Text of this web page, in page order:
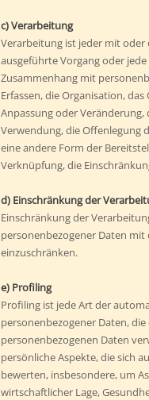
c) Verarbeitung
Verarbeitung ist jeder mit
ausgeführte Vorgang oder
Zusammenhang mit
Erfassen, die Organisation,
Anpassung oder Veränderung,
Verwendung, die Offenlegung
eine andere Form der
Verknüpfung, die
d) Einschränkung der
Einschränkung der
personenbezogener Daten
einzuschränken.
e) Profiling
Profiling ist jede Art der
personenbezogener Daten,
personenbezogenen Daten
persönliche Aspekte, die sich
bewerten, insbesondere, um
wirtschaftlicher Lage,